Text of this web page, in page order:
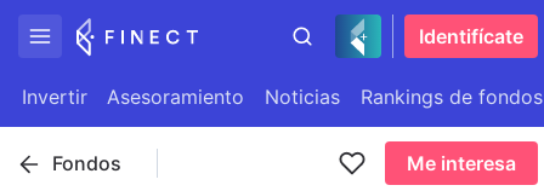
Identifícate
Invertir Asesoramiento Noticias Rankings de fondos
Fondos Me interesa